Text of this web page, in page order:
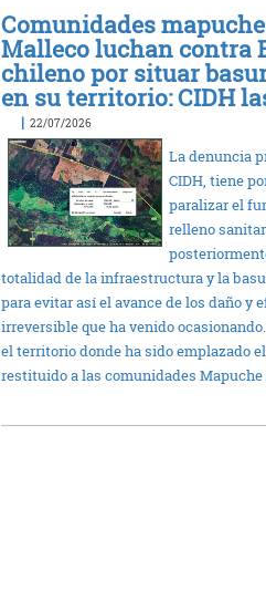
Comunidades
Malleco luchan contra
chileno por situar
en su territorio: CIDH
| 22/07/2026
La denuncia
CIDH, tiene
paralizar el
relleno
totalidad de la infraestructura y la
para evitar así el avance de los daño y
irreversible que ha venido
el territorio donde ha sido emplazado
restituido a las comunidades Mapuche